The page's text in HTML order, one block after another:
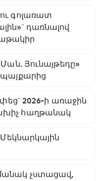
գոլառատ
դառնալով
Յունայթեդը»
2026-ի առաջին
հաղթանակ
չստացավ,